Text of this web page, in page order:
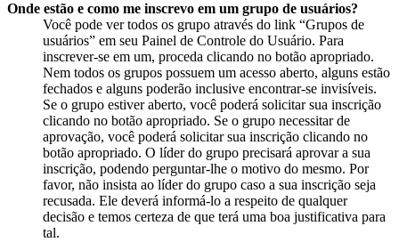
Onde estão e como me inscrevo em um grupo de usuários?
Você pode ver todos os grupo através do link “Grupos de
usuários” em seu Painel de Controle do Usuário. Para
inscrever-se em um, proceda clicando no botão apropriado.
Nem todos os grupos possuem um acesso aberto, alguns estão
fechados e alguns poderão inclusive encontrar-se invisíveis.
Se o grupo estiver aberto, você poderá solicitar sua inscrição
clicando no botão apropriado. Se o grupo necessitar de
aprovação, você poderá solicitar sua inscrição clicando no
botão apropriado. O líder do grupo precisará aprovar a sua
inscrição, podendo perguntar-lhe o motivo do mesmo. Por
favor, não insista ao líder do grupo caso a sua inscrição seja
recusada. Ele deverá informá-lo a respeito de qualquer
decisão e temos certeza de que terá uma boa justificativa para
tal.